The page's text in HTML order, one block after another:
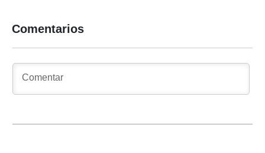
Comentarios